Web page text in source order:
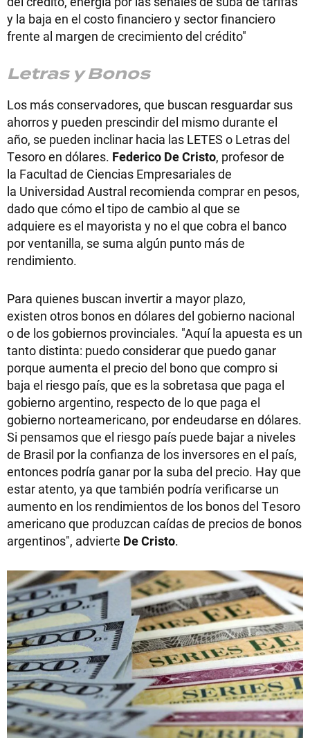
y la baja en el costo financiero y sector financiero
frente al margen de crecimiento del crédito"
Letras y Bonos
Los más conservadores, que buscan resguardar sus
ahorros y pueden prescindir del mismo durante el
año, se pueden inclinar hacia las LETES o Letras del
Tesoro en dólares. Federico De Cristo, profesor de
la Facultad de Ciencias Empresariales de
la Universidad Austral recomienda comprar en pesos,
dado que cómo el tipo de cambio al que se
adquiere es el mayorista y no el que cobra el banco
por ventanilla, se suma algún punto más de
rendimiento.
Para quienes buscan invertir a mayor plazo,
existen otros bonos en dólares del gobierno nacional
o de los gobiernos provinciales. "Aquí la apuesta es un
tanto distinta: puedo considerar que puedo ganar
porque aumenta el precio del bono que compro si
baja el riesgo país, que es la sobretasa que paga el
gobierno argentino, respecto de lo que paga el
gobierno norteamericano, por endeudarse en dólares.
Si pensamos que el riesgo país puede bajar a niveles
de Brasil por la confianza de los inversores en el país,
entonces podría ganar por la suba del precio. Hay que
estar atento, ya que también podría verificarse un
aumento en los rendimientos de los bonos del Tesoro
americano que produzcan caídas de precios de bonos
argentinos", advierte De Cristo.